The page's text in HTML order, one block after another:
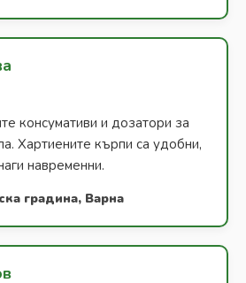
консумативи и дозатори за
Хартиените кърпи са удобни,
навременни.
градина, Варна